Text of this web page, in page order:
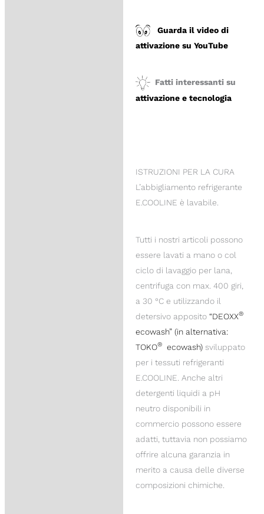
Guarda il video di
attivazione su YouTube
Fatti interessanti su
attivazione e tecnologia
ISTRUZIONI PER LA CURA
L’abbigliamento refrigerante
E.COOLINE è lavabile.
Tutti i nostri articoli possono
essere lavati a mano o col
ciclo di lavaggio per lana,
centrifuga con max. 400 giri,
a 30 °C e utilizzando il
detersivo apposito “DEOXX®
ecowash” (in alternativa:
TOKO®ecowash)sviluppato
per i tessuti refrigeranti
E.COOLINE. Anche altri
detergenti liquidi a pH
neutro disponibili in
commercio possono essere
adatti, tuttavia non possiamo
offrire alcuna garanzia in
merito a causa delle diverse
composizioni chimiche.